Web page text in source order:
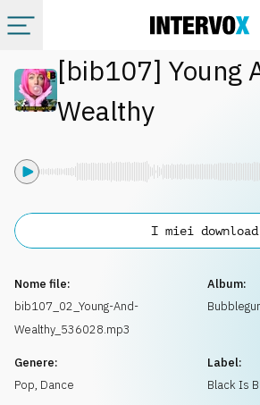
Categorie
[bib107] Young
Wealthy
Nome file:
bib107_02_Young-And-
Wealthy_536028.mp3
Album:
Genere:
Pop, Dance
Label:
Black Is
I miei download